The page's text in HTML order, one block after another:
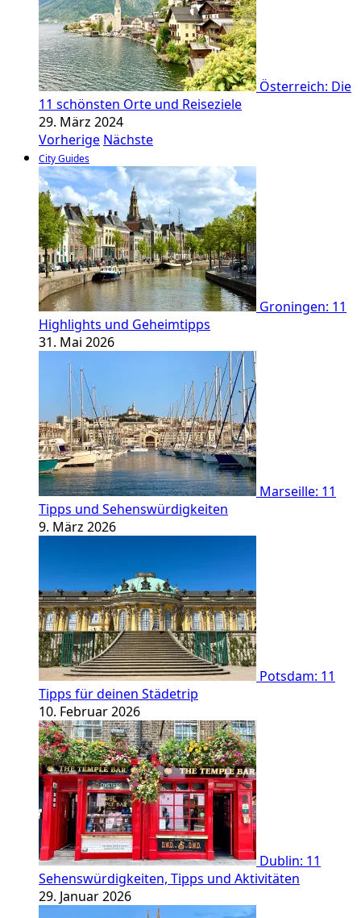
Österreich: Die
11 schönsten Orte und Reiseziele
29. März 2024
Vorherige Nächste
City Guides
Groningen: 11
Highlights und Geheimtipps
31. Mai 2026
Marseille: 11
Tipps und Sehenswürdigkeiten
9. März 2026
Potsdam: 11
Tipps für deinen Städetrip
10. Februar 2026
Dublin: 11
Sehenswürdigkeiten, Tipps und Aktivitäten
29. Januar 2026